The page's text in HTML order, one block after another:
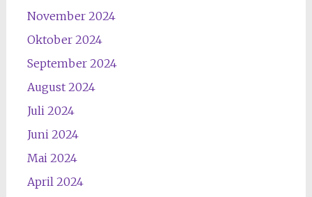
November 2024
Oktober 2024
September 2024
August 2024
Juli 2024
Juni 2024
Mai 2024
April 2024